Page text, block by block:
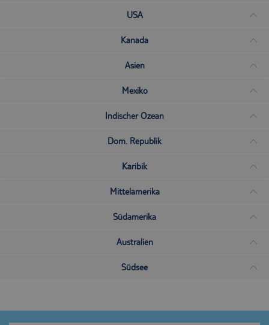
USA
Kanada
Asien
Mexiko
Indischer Ozean
Dom. Republik
Karibik
Mittelamerika
Südamerika
Australien
Südsee